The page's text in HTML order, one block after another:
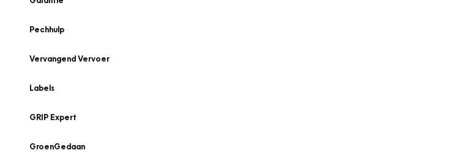
Pechhulp
Vervangend Vervoer
Labels
GRIP Expert
GroenGedaan